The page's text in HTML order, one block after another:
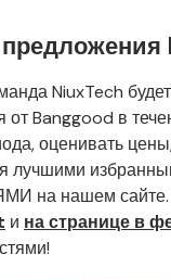
NiuxTech
Banggood в
оценивать
лучшими
на нашем сайте.
и на странице в